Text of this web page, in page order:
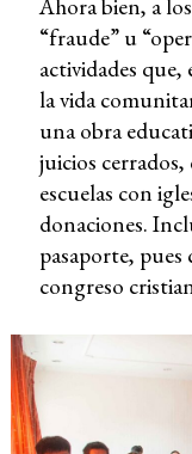
Ahora bien, a
“fraude” u
actividades
la vida
una obra
juicios
escuelas con
donaciones.
pasaporte,
congreso